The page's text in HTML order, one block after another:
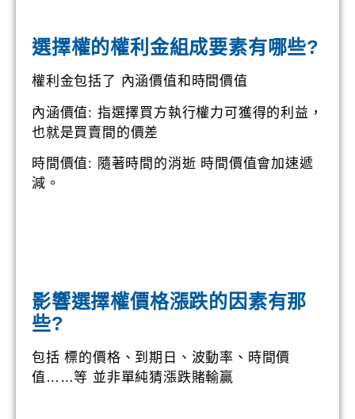
選擇權的權利金組成要素有哪些?
權利金包括了 內涵價值和時間價值
內涵價值: 指選擇買方執行權力可獲得的利益，
也就是買賣間的價差
時間價值: 隨著時間的消逝 時間價值會加速遞
減。
影響選擇權價格漲跌的因素有那
些?
包括 標的價格、到期日、波動率、時間價
值……等 並非單純猜漲跌賭輸贏